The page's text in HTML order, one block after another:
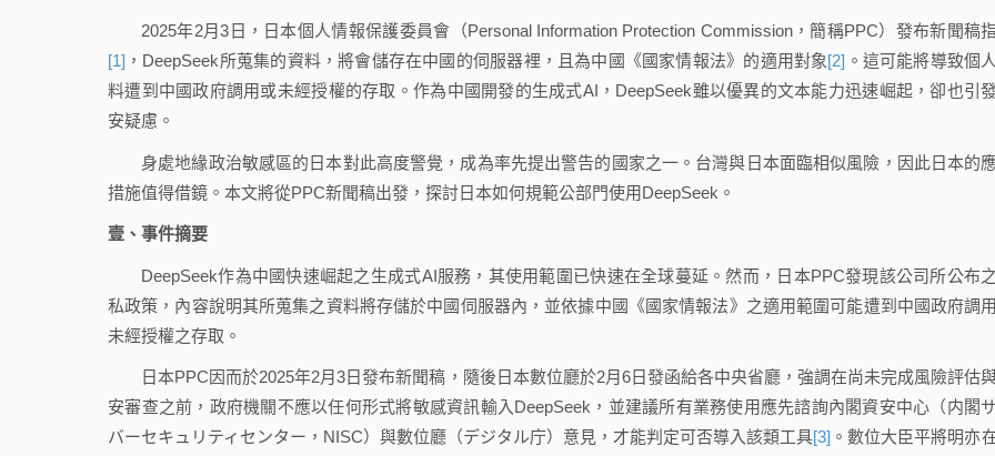
2025年2月3日，日本個人情報保護委員會（Personal Information Protection Commission，簡稱PPC）發布新聞稿
[1] ，DeepSeek所蒐集的資料，將會儲存在中國的伺服器裡，且為中國《國家情報法》的適用對象[2] 。這可能將導致個
料遭到中國政府調用或未經授權的存取。作為中國開發的生成式AI，DeepSeek雖以優異的文本能力迅速崛起，卻也引
安疑慮。
身處地緣政治敏感區的日本對此高度警覺，成為率先提出警告的國家之一。台灣與日本面臨相似風險，因此日本的
措施值得借鏡。本文將從PPC新聞稿出發，探討日本如何規範公部門使用DeepSeek。
壹、事件摘要
DeepSeek作為中國快速崛起之生成式AI服務，其使用範圍已快速在全球蔓延。然而，日本PPC發現該公司所公布
私政策，內容說明其所蒐集之資料將存儲於中國伺服器內，並依據中國《國家情報法》之適用範圍可能遭到中國政府調
未經授權之存取。
日本PPC因而於2025年2月3日發布新聞稿，隨後日本數位廳於2月6日發函給各中央省廳，強調在尚未完成風險評估
安審查之前，政府機關不應以任何形式將敏感資訊輸入DeepSeek，並建議所有業務使用應先諮詢內閣資安中心（内閣
バーセキュリティセンター，NISC）與數位廳（デジタル庁）意見，才能判定可否導入該類工具[3] 。數位大臣平將明亦